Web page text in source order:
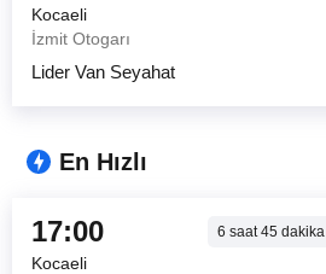
Kocaeli
İzmit Otogarı
Lider Van Seyahat
En Hızlı
17:00 6 saat45dakika
Kocaeli